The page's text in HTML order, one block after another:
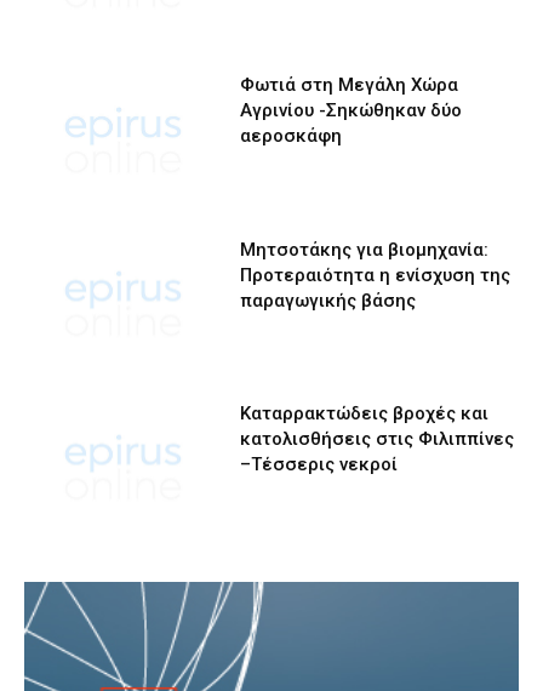
Φωτιά στη Μεγάλη Χώρα
Αγρινίου -Σηκώθηκαν δύο
αεροσκάφη
Μητσοτάκης για βιομηχανία:
Προτεραιότητα η ενίσχυση της
παραγωγικής βάσης
Καταρρακτώδεις βροχές και
κατολισθήσεις στις Φιλιππίνες
–Τέσσερις νεκροί